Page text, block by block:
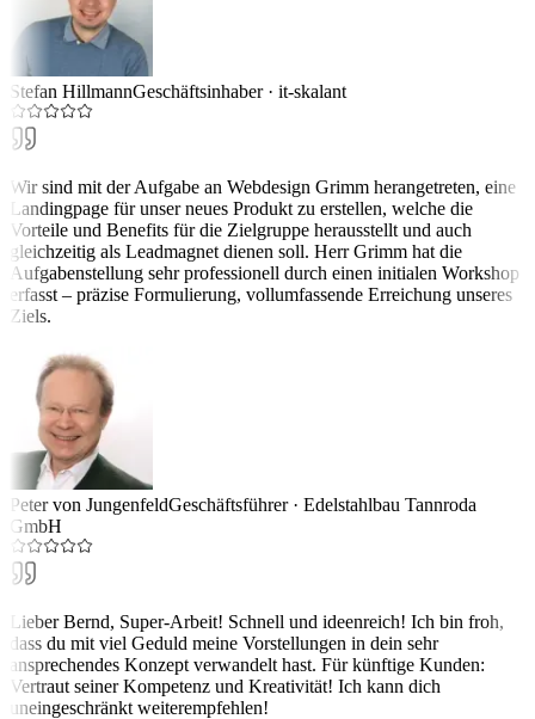
Stefan HillmannGeschäftsinhaber· it-skalant
Wir sind mit der Aufgabe an Webdesign Grimm herangetreten, eine
Landingpage für unser neues Produkt zu erstellen, welche die
Vorteile und Benefits für die Zielgruppe herausstellt und auch
gleichzeitig als Leadmagnet dienen soll. Herr Grimm hat die
Aufgabenstellung sehr professionell durch einen initialen Workshop
erfasst – präzise Formulierung, vollumfassende Erreichung unseres
Ziels.
Peter von JungenfeldGeschäftsführer· Edelstahlbau Tannroda
GmbH
Lieber Bernd, Super-Arbeit! Schnell und ideenreich! Ich bin froh,
dass du mit viel Geduld meine Vorstellungen in dein sehr
ansprechendes Konzept verwandelt hast. Für künftige Kunden:
Vertraut seiner Kompetenz und Kreativität! Ich kann dich
uneingeschränkt weiterempfehlen!